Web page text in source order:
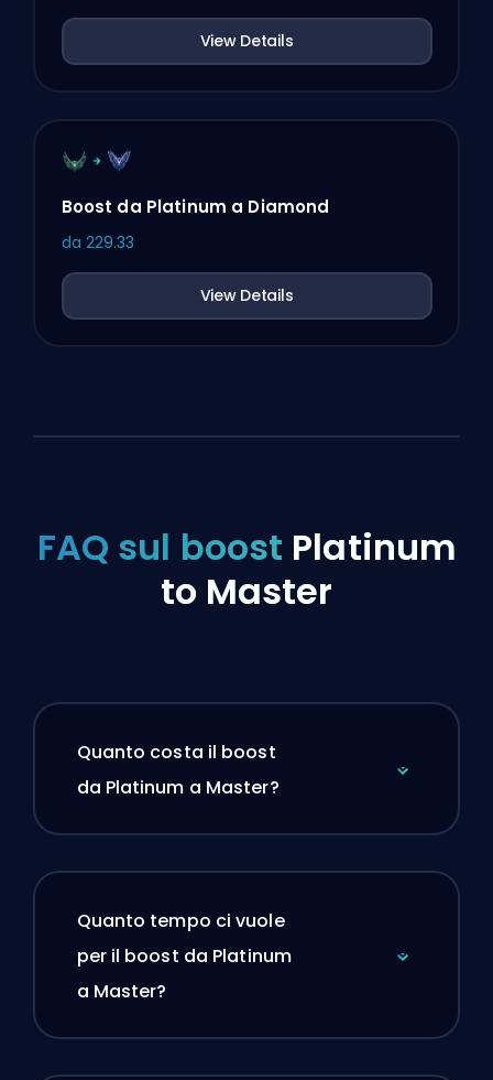
View Details
Boost da Platinum a Diamond
da 229.33
View Details
FAQ sul boost Platinum
to Master
Quanto costa il boost
da Platinum a Master?
Quanto tempo ci vuole
per il boost da Platinum
a Master?